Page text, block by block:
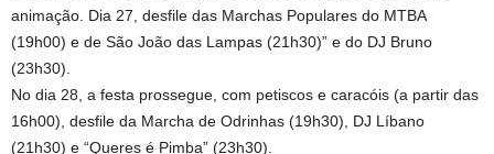
animação. Dia 27, desfile das Marchas Populares do MTBA
(19h00) e de São João das Lampas (21h30)” e do DJ Bruno
(23h30).
No dia 28, a festa prossegue, com petiscos e caracóis (a partir das
16h00), desfile da Marcha de Odrinhas (19h30), DJ Líbano
(21h30) e “Queres é Pimba” (23h30).